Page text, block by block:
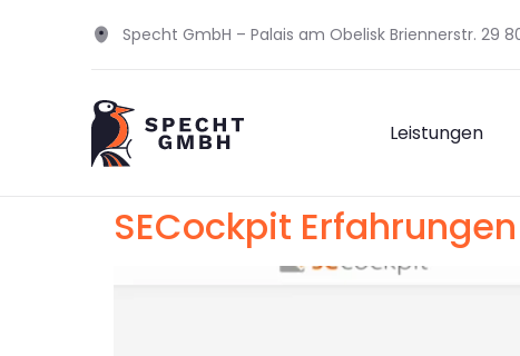
Specht GmbH – Palais am Obelisk Briennerstr. 29
Leistungen
SECockpit